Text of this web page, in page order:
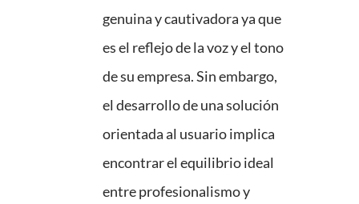
genuina y cautivadora ya que
es el reflejo de la voz y el tono
de su empresa. Sin embargo,
el desarrollo de una solución
orientada al usuario implica
encontrar el equilibrio ideal
entre profesionalismo y